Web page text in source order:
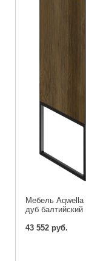
Мебель Aqwella
дуб балтийский
43 552 руб.